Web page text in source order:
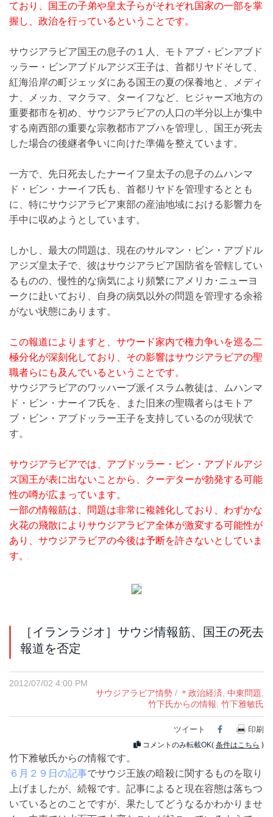
ており、国王の子弟や皇太子らがそれぞれ国家の一部を掌
握し、政治を行っているということです。
サウジアラビア国王の息子の１人、モトアブ・ビンアブド
ッラー・ビンアブドルアジズ王子は、首都リヤドそして、
紅海沿岸の町ジェッダにある国王の夏の保養地と、メディ
ナ、メッカ、マクラマ、ターイフなど、ヒジャーズ地方の
重要都市を初め、サウジアラビアの人口の半分以上が集中
する南西部の重要な宗教都市アブハを管理し、国王が死去
した場合の後継者争いに向けた準備を整えています。
一方で、先日死去したナーイフ皇太子の息子のムハンマ
ド・ビン・ナーイフ氏も、首都リヤドを管理するととも
に、特にサウジアラビア東部の産油地域における影響力を
手中に収めようとしています。
しかし、最大の問題は、現在のサルマン・ビン・アブドル
アジズ皇太子で、彼はサウジアラビア国防省を管轄してい
るものの、慢性的な病気により頻繁にアメリカ･ニューヨ
ークに赴いており、自身の病気以外の問題を管理する余裕
がない状態にあります。
この報道によりますと、サウード家内で権力争いを巡る二
極分化が深刻化しており、その影響はサウジアラビアの聖
職者らにも及んでいるということです。
サウジアラビアのワッハーブ派イスラム教徒は、ムハンマ
ド・ビン・ナーイフ氏を、また旧来の聖職者らはモトア
ブ・ビン・アブドッラー王子を支持しているのが現状で
す。
サウジアラビアでは、アブドッラー・ビン・アブドルアジ
ズ国王が表に出ないことから、クーデターが勃発する可能
性の噂が広まっています。
一部の情報筋は、問題は非常に複雑化しており、わずかな
火花の飛散によりサウジアラビア全体が激変する可能性が
あり、サウジアラビアの今後は予断を許さないとしていま
す。
［イランラジオ］サウジ情報筋、国王の死去
報道を否定
2012/07/02 4:00 PM
サウジアラビア情勢 / ＊政治経済 中東問題
竹下氏からの情報 竹下雅敏氏
ツイート Facebook
印刷
コメントのみ転載OK( 条件はこちら )
竹下雅敏氏からの情報です。
６月２９日の記事でサウジ王族の暗殺に関するものを取り
上げましたが、続報です。記事によると現在容態は落ちつ
いているとのことですが、果たしてどうなるかわかりませ